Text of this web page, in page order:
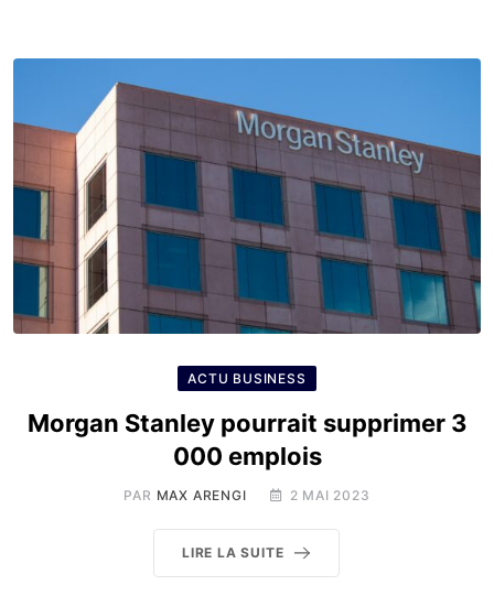
ACTU BUSINESS
Morgan Stanley pourrait supprimer 3
000 emplois
PAR MAX ARENGI 2 MAI 2023
LIRE LA SUITE